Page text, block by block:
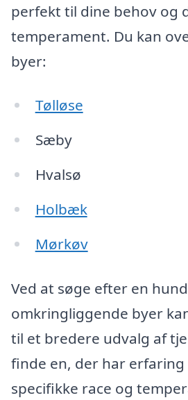
perfekt til dine behov og
temperament. Du kan
byer:
Tølløse
Sæby
Hvalsø
Holbæk
Mørkøv
Ved at søge efter en
omkringliggende byer
til et bredere udvalg af
finde en, der har erfaring
specifikke race og